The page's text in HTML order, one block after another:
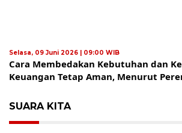
Selasa, 09 Juni 2026 | 09:00 WIB
Cara Membedakan Kebutuhan dan
Keuangan Tetap Aman, Menurut
SUARA KITA